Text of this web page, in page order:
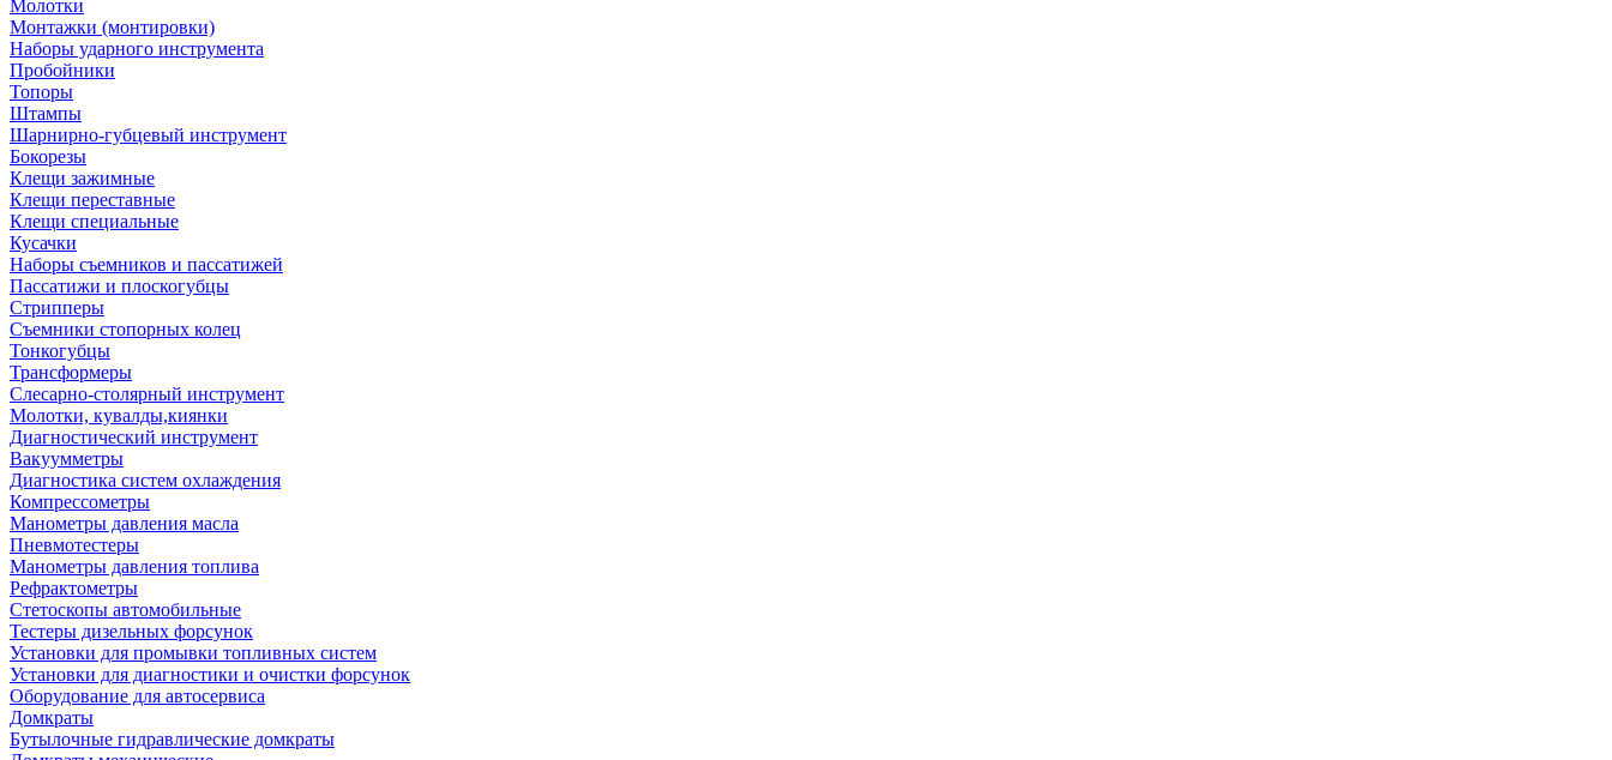
Молотки
Монтажки (монтировки)
Наборы ударного инструмента
Пробойники
Топоры
Штампы
Шарнирно-губцевый инструмент
Бокорезы
Клещи зажимные
Клещи переставные
Клещи специальные
Кусачки
Наборы съемников и пассатижей
Пассатижи и плоскогубцы
Стрипперы
Съемники стопорных колец
Тонкогубцы
Трансформеры
Слесарно-столярный инструмент
Молотки, кувалды,киянки
Диагностический инструмент
Вакуумметры
Диагностика систем охлаждения
Компрессометры
Манометры давления масла
Пневмотестеры
Манометры давления топлива
Рефрактометры
Стетоскопы автомобильные
Тестеры дизельных форсунок
Установки для промывки топливных систем
Установки для диагностики и очистки форсунок
Оборудование для автосервиса
Домкраты
Бутылочные гидравлические домкраты